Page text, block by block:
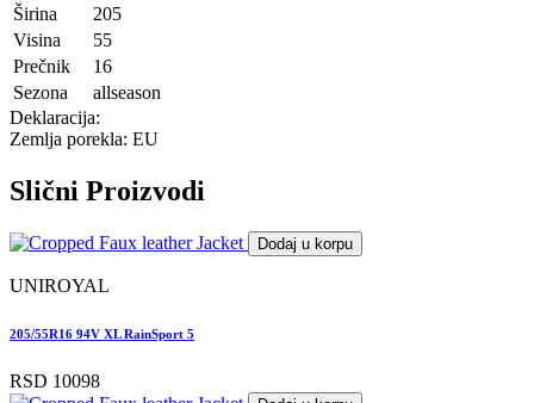
Širina
205
Visina
55
Prečnik
16
Sezona
allseason
Deklaracija:
Zemlja porekla: EU
Slični Proizvodi
Dodaj u korpu
UNIROYAL
205/55R16 94V XL RainSport 5
RSD 10098